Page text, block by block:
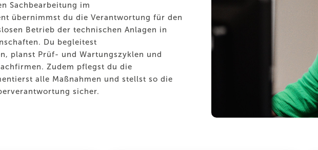
Sachbearbeitung im
übernimmst du die Verantwortung für den
Betrieb der technischen Anlagen in
Du begleitest
planst Prüf- und Wartungszyklen und
Zudem pflegst du die
alle Maßnahmen und stellst so die
sicher.